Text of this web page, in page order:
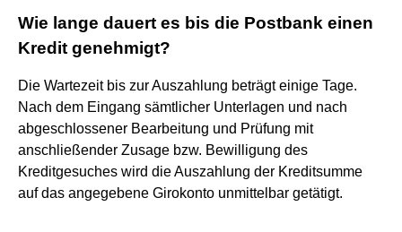
Wie lange dauert es bis die Postbank einen
Kredit genehmigt?
Die Wartezeit bis zur Auszahlung beträgt einige Tage.
Nach dem Eingang sämtlicher Unterlagen und nach
abgeschlossener Bearbeitung und Prüfung mit
anschließender Zusage bzw. Bewilligung des
Kreditgesuches wird die Auszahlung der Kreditsumme
auf das angegebene Girokonto unmittelbar getätigt.